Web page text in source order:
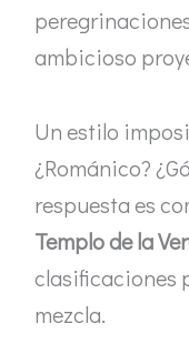
ambicioso
Un estilo
¿Románico?
respuesta es
Templo de la
clasificaciones
mezcla.